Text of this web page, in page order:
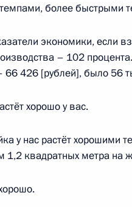
переговоры
Москва, Кремль
членами
более быстрыми
экономики, если
– 102
66 426 [рублей], было 56
хорошо у вас.
у нас растёт хорошими
квадратных метра на